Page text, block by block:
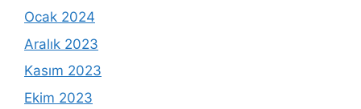
Ocak 2024
Aralık 2023
Kasım 2023
Ekim 2023